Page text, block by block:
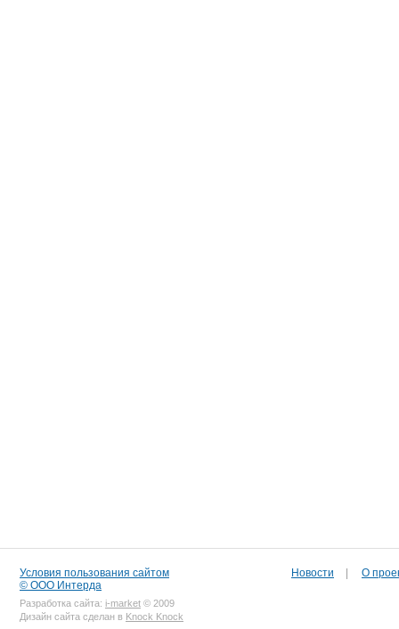
Условия пользования сайтом
© ООО Интерда
Разработка сайта: i-market © 2009
Дизайн сайта сделан в Knock Knock
Новости О